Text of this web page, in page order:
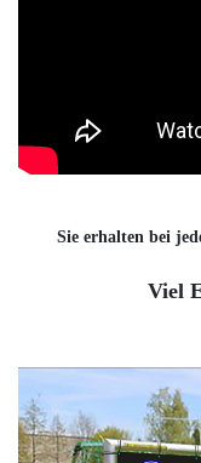
Sie erhalten bei
Viel